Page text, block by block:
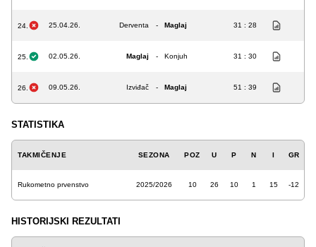
24. 25.04.26. Derventa - Maglaj 31 : 28
25. 02.05.26. Maglaj - Konjuh 31 : 30
26. 09.05.26. Izviđač - Maglaj 51 : 39
STATISTIKA
TAKMIČENJE SEZONA POZ U P N I GR
Rukometno prvenstvo 2025/2026 10 26 10 1 15 -12
HISTORIJSKI REZULTATI